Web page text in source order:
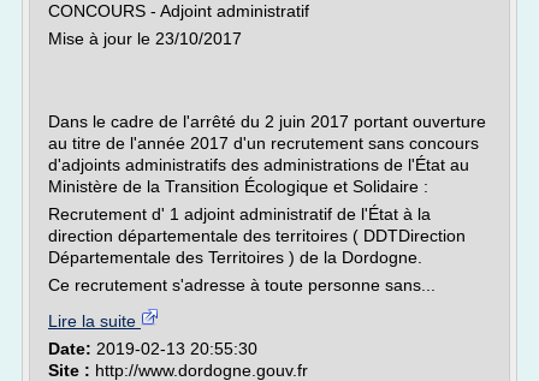
CONCOURS - Adjoint administratif
Mise à jour le 23/10/2017
Dans le cadre de l'arrêté du 2 juin 2017 portant ouverture
au titre de l'année 2017 d'un recrutement sans concours
d'adjoints administratifs des administrations de l'État au
Ministère de la Transition Écologique et Solidaire :
Recrutement d' 1 adjoint administratif de l'État à la
direction départementale des territoires ( DDTDirection
Départementale des Territoires ) de la Dordogne.
Ce recrutement s'adresse à toute personne sans...
Lire la suite
Date: 2019-02-13 20:55:30
Site : http://www.dordogne.gouv.fr